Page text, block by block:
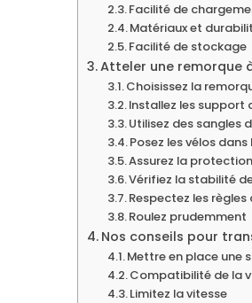
Facilité de
Matériaux et
Facilité de stockage
Atteler une remorque
Choisissez la
Installez les support
Utilisez des sangles
Posez les vélos
Assurez la
Vérifiez la stabilité
Respectez les
Roulez prudemment
Nos conseils pour
Mettre en place une
Compatibilité de la
Limitez la vitesse